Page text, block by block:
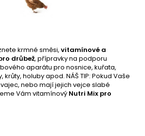
krmné směsi, vitamínové a
drůbež, přípravky na podporu
aparátu pro nosnice, kuřata,
krůty, holuby apod. NÁŠ TIP: Pokud Vaše
nebo mají jejich vejce slabé
Vám vitamínový Nutri Mix pro